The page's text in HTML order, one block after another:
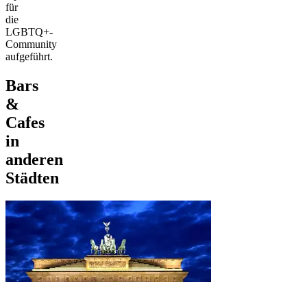
für
die
LGBTQ+-
Community
aufgeführt.
Bars
&
Cafes
in
anderen
Städten